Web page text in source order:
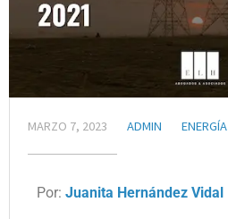
MARZO 7, 2023 ADMIN ENERGÍA
Por: Juanita Hernández Vidal